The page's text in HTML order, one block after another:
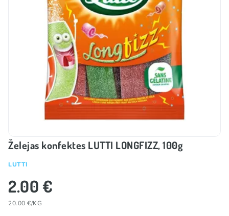
Želejas konfektes LUTTI LONGFIZZ, 100g
LUTTI
2.00 €
20.00 €/KG